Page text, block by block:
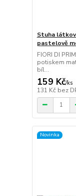
Stuha
pastelově
FIORI DI
potiskem
bíl...
159 Kč/ks
131 Kč bez
Novinka